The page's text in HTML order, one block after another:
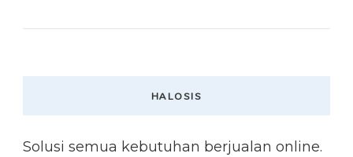
HALOSIS
Solusi semua kebutuhan berjualan online.